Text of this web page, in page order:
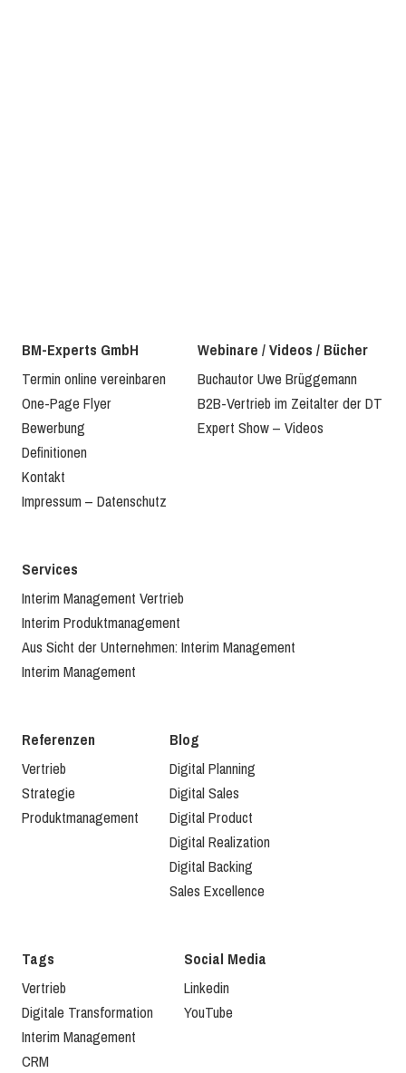
BM-Experts GmbH
Termin online vereinbaren
One-Page Flyer
Bewerbung
Definitionen
Kontakt
Impressum – Datenschutz
Webinare / Videos / Bücher
Buchautor Uwe Brüggemann
B2B-Vertrieb im Zeitalter der DT
Expert Show – Videos
Services
Interim Management Vertrieb
Interim Produktmanagement
Aus Sicht der Unternehmen: Interim Management
Interim Management
Referenzen
Vertrieb
Strategie
Produktmanagement
Blog
Digital Planning
Digital Sales
Digital Product
Digital Realization
Digital Backing
Sales Excellence
Tags
Vertrieb
Digitale Transformation
Interim Management
CRM
Social Media
Linkedin
YouTube